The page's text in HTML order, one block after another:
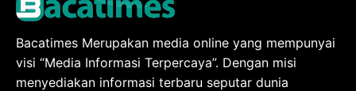
Bacatimes Merupakan media online yang mempunyai
visi “Media Informasi Terpercaya”. Dengan misi
menyediakan informasi terbaru seputar dunia